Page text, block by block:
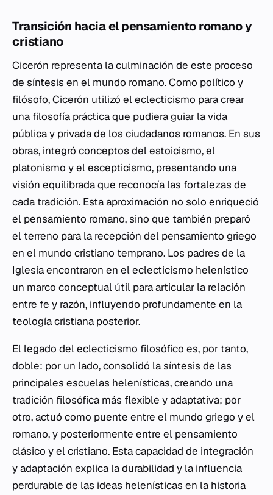
Transición hacia el pensamiento romano y
cristiano
Cicerón representa la culminación de este proceso
de síntesis en el mundo romano. Como político y
filósofo, Cicerón utilizó el eclecticismo para crear
una filosofía práctica que pudiera guiar la vida
pública y privada de los ciudadanos romanos. En sus
obras, integró conceptos del estoicismo, el
platonismo y el escepticismo, presentando una
visión equilibrada que reconocía las fortalezas de
cada tradición. Esta aproximación no solo enriqueció
el pensamiento romano, sino que también preparó
el terreno para la recepción del pensamiento griego
en el mundo cristiano temprano. Los padres de la
Iglesia encontraron en el eclecticismo helenístico
un marco conceptual útil para articular la relación
entre fe y razón, influyendo profundamente en la
teología cristiana posterior.
El legado del eclecticismo filosófico es, por tanto,
doble: por un lado, consolidó la síntesis de las
principales escuelas helenísticas, creando una
tradición filosófica más flexible y adaptativa; por
otro, actuó como puente entre el mundo griego y el
romano, y posteriormente entre el pensamiento
clásico y el cristiano. Esta capacidad de integración
y adaptación explica la durabilidad y la influencia
perdurable de las ideas helenísticas en la historia